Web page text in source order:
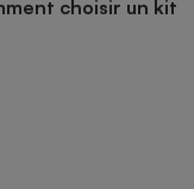
choisir un kit